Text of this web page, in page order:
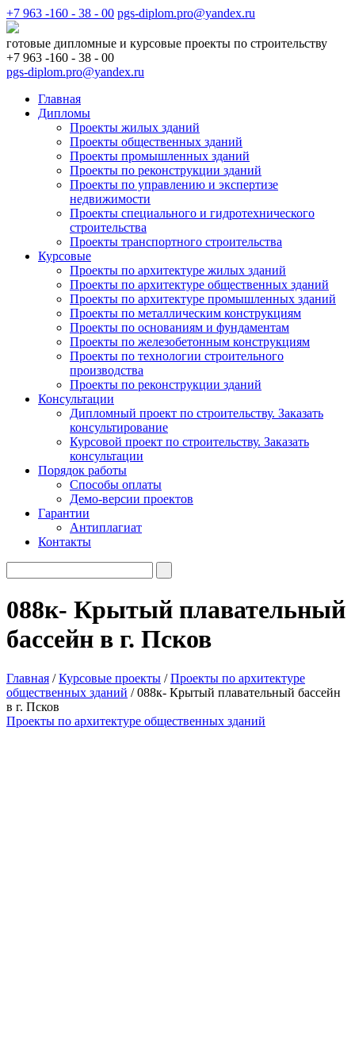
+7 963 -160 - 38 - 00 pgs-diplom.pro@yandex.ru
готовые дипломные и курсовые проекты по строительству
+7 963 -160 - 38 - 00
pgs-diplom.pro@yandex.ru
Главная
Дипломы
Проекты жилых зданий
Проекты общественных зданий
Проекты промышленных зданий
Проекты по реконструкции зданий
Проекты по управлению и экспертизе
недвижимости
Проекты специального и гидротехнического
строительства
Проекты транспортного строительства
Курсовые
Проекты по архитектуре жилых зданий
Проекты по архитектуре общественных зданий
Проекты по архитектуре промышленных зданий
Проекты по металлическим конструкциям
Проекты по основаниям и фундаментам
Проекты по железобетонным конструкциям
Проекты по технологии строительного
производства
Проекты по реконструкции зданий
Консультации
Дипломный проект по строительству. Заказать
консультирование
Курсовой проект по строительству. Заказать
консультации
Порядок работы
Способы оплаты
Демо-версии проектов
Гарантии
Антиплагиат
Контакты
088к- Крытый плавательный
бассейн в г. Псков
Главная /Курсовые проекты /Проекты по архитектуре
общественных зданий / 088к- Крытый плавательный бассейн
в г. Псков
Проекты по архитектуре общественных зданий